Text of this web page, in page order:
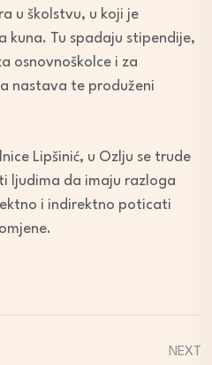
u školstvu, u koji je
kuna. Tu spadaju stipendije,
osnovnoškolce i za
nastava te produženi
Lipšinić, u Ozlju se trude
ljudima da imaju razloga
i indirektno poticati
NEXT